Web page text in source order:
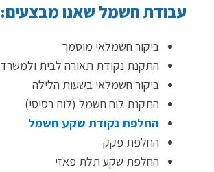
עבודת חשמל שאנו מבצעים:
ביקור חשמלאי מוסמך
התקנת נקודת תאורה לבית ולמשרד
ביקור חשמלאי בשעות הלילה
התקנת לוח חשמל (לוח בסיסי)
החלפת נקודת שקע חשמל
החלפת פקק
החלפת שקע תלת פאזי